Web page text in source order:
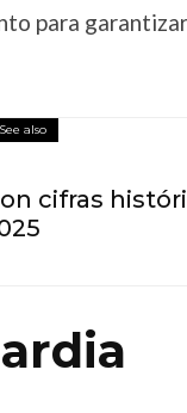
para
See also
cifras